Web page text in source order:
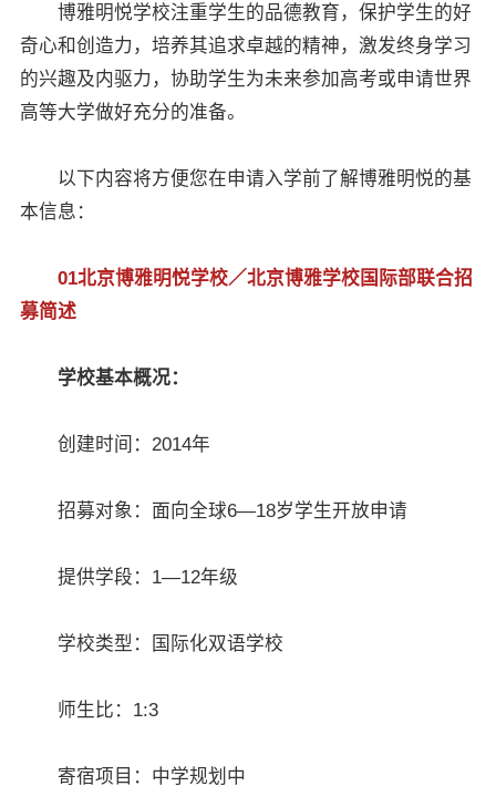
博雅明悦学校注重学生的品德教育，保护学生的好
奇心和创造力，培养其追求卓越的精神，激发终身学习
的兴趣及内驱力，协助学生为未来参加高考或申请世界
高等大学做好充分的准备。
以下内容将方便您在申请入学前了解博雅明悦的基
本信息：
01北京博雅明悦学校／北京博雅学校国际部联合招
募简述
学校基本概况：
创建时间：2014年
招募对象：面向全球6—18岁学生开放申请
提供学段：1—12年级
学校类型：国际化双语学校
师生比：1:3
寄宿项目：中学规划中